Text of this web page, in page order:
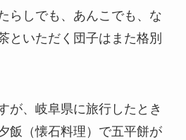
らしでも、あんこでも、な
といただく団子はまた格別
が、岐阜県に旅行したとき
飯（懐石料理）で五平餅が